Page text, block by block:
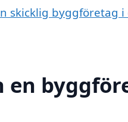
skicklig byggföretag
en